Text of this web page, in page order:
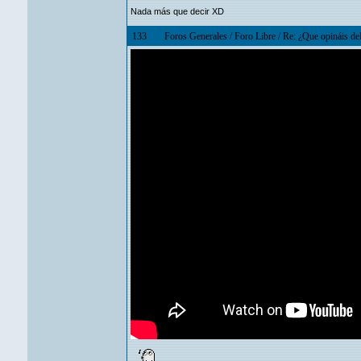
Nada más que decir XD
133 Foros Generales /Foro Libre /Re: ¿Que opináis